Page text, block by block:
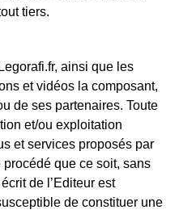
tiers.
ainsi que les
et vidéos la composant,
de ses partenaires. Toute
et/ou exploitation
et services proposés par
procédé que ce soit, sans
de l’Editeur est
de constituer une